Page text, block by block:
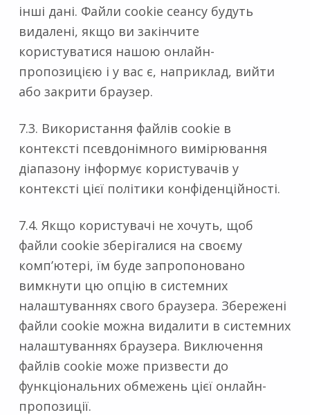
інші дані. Файли cookie сеансу будуть
видалені, якщо ви закінчите
користуватися нашою онлайн-
пропозицією і у вас є, наприклад, вийти
або закрити браузер.
7.3. Використання файлів cookie в
контексті псевдонімного вимірювання
діапазону інформує користувачів у
контексті цієї політики конфіденційності.
7.4. Якщо користувачі не хочуть, щоб
файли cookie зберігалися на своєму
комп’ютері, їм буде запропоновано
вимкнути цю опцію в системних
налаштуваннях свого браузера. Збережені
файли cookie можна видалити в системних
налаштуваннях браузера. Виключення
файлів cookie може призвести до
функціональних обмежень цієї онлайн-
пропозиції.